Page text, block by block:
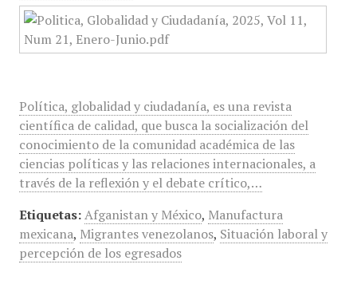
Política, globalidad y ciudadanía, es una revista
científica de calidad, que busca la socialización del
conocimiento de la comunidad académica de las
ciencias políticas y las relaciones internacionales, a
través de la reflexión y el debate crítico,…
Etiquetas: Afganistan y México, Manufactura
mexicana, Migrantes venezolanos, Situación laboral y
percepción de los egresados